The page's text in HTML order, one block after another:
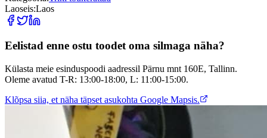
Laoseis:Laos
Eelistad enne ostu toodet oma silmaga näha?
Külasta meie esinduspoodi aadressil Pärnu mnt 160E, Tallinn.
Oleme avatud T-R: 13:00-18:00, L: 11:00-15:00.
Klõpsa siia, et näha täpset asukohta Google Mapsis.